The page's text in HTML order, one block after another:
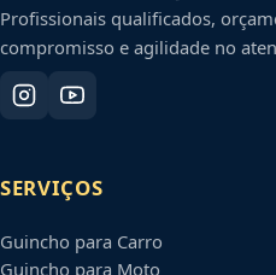
Profissionais qualificados,
compromisso e agilidade no
SERVIÇOS
Guincho para Carro
Guincho para Moto